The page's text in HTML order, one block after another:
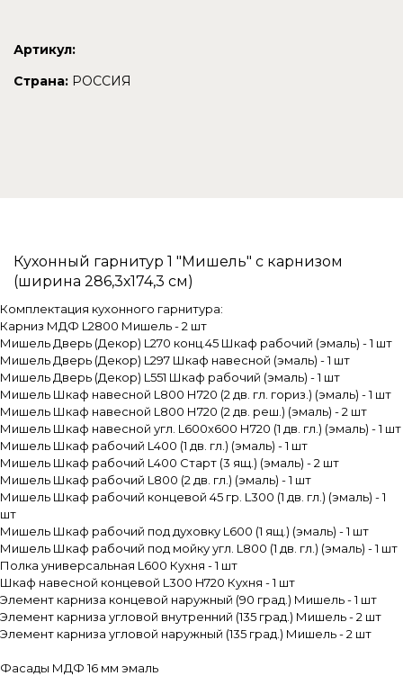
Кухонный гарнитур 1 "Мишель" с карнизом
(ширина 286,3х174,3 см)
Артикул:
Страна: РОССИЯ
Комплектация кухонного гарнитура:
Карниз МДФ L2800 Мишель - 2 шт
Мишель Дверь (Декор) L270 конц.45 Шкаф рабочий (эмаль) - 1 шт
Мишель Дверь (Декор) L297 Шкаф навесной (эмаль) - 1 шт
Мишель Дверь (Декор) L551 Шкаф рабочий (эмаль) - 1 шт
Мишель Шкаф навесной L800 Н720 (2 дв. гл. гориз.) (эмаль) - 1 шт
Мишель Шкаф навесной L800 Н720 (2 дв. реш.) (эмаль) - 2 шт
Мишель Шкаф навесной угл. L600x600 Н720 (1 дв. гл.) (эмаль) - 1 шт
Мишель Шкаф рабочий L400 (1 дв. гл.) (эмаль) - 1 шт
Мишель Шкаф рабочий L400 Старт (3 ящ.) (эмаль) - 2 шт
Мишель Шкаф рабочий L800 (2 дв. гл.) (эмаль) - 1 шт
Мишель Шкаф рабочий концевой 45 гр. L300 (1 дв. гл.) (эмаль) - 1
шт
Мишель Шкаф рабочий под духовку L600 (1 ящ.) (эмаль) - 1 шт
Мишель Шкаф рабочий под мойку угл. L800 (1 дв. гл.) (эмаль) - 1 шт
Полка универсальная L600 Кухня - 1 шт
Шкаф навесной концевой L300 H720 Кухня - 1 шт
Элемент карниза концевой наружный (90 град.) Мишель - 1 шт
Элемент карниза угловой внутренний (135 град.) Мишель - 2 шт
Элемент карниза угловой наружный (135 град.) Мишель - 2 шт
Фасады МДФ 16 мм эмаль